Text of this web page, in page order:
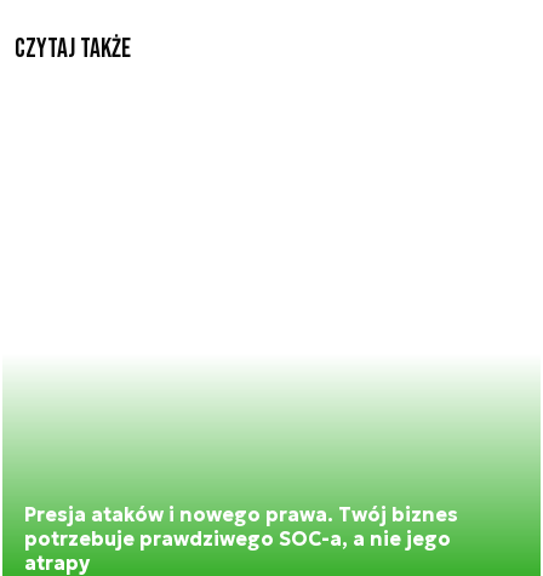
Czytaj także
Presja ataków i nowego prawa. Twój biznes
potrzebuje prawdziwego SOC-a, a nie jego
atrapy